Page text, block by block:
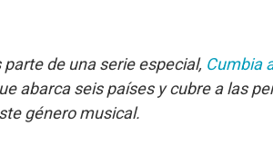
parte de una serie especial, Cumbia
abarca seis países y cubre a las
género musical.